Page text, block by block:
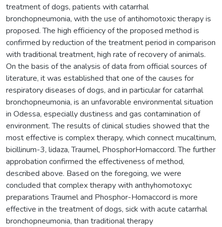
treatment of dogs, patients with catarrhal
bronchopneumonia, with the use of antihomotoxic therapy is
proposed. The high efficiency of the proposed method is
confirmed by reduction of the treatment period in comparison
with traditional treatment, high rate of recovery of animals.
On the basis of the analysis of data from official sources of
literature, it was established that one of the causes for
respiratory diseases of dogs, and in particular for catarrhal
bronchopneumonia, is an unfavorable environmental situation
in Odessa, especially dustiness and gas contamination of
environment. The results of clinical studies showed that the
most effective is complex therapy, which connect mucaltinum,
bicillinum-3, lidaza, Traumel, PhosphorHomaccord. The further
approbation confirmed the effectiveness of method,
described above. Based on the foregoing, we were
concluded that complex therapy with anthyhomotoxyc
preparations Traumel and Phosphor-Homaccord is more
effective in the treatment of dogs, sick with acute catarrhal
bronchopneumonia, than traditional therapy